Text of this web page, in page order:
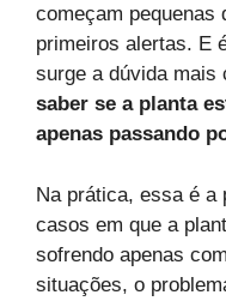
começam pequenas
primeiros alertas. E
surge a dúvida mais
saber se a planta
apenas passando
Na prática, essa é a
casos em que a
sofrendo apenas
situações, o